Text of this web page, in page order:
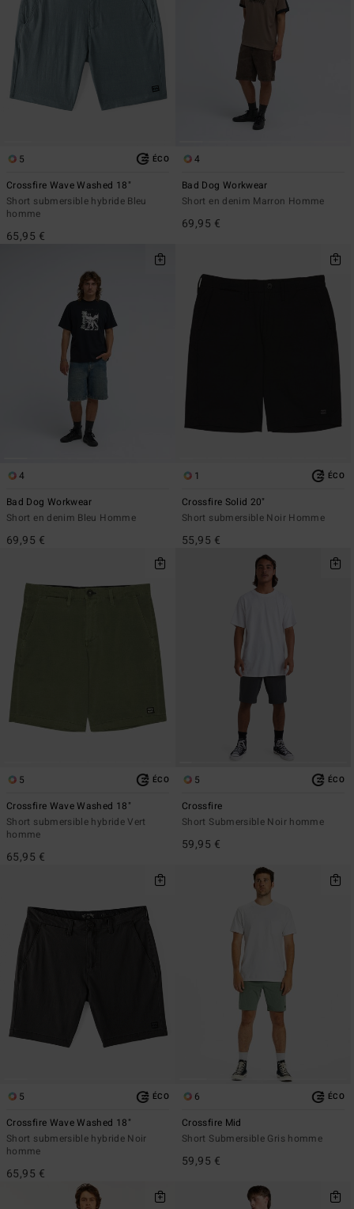
5 ÉCO
Crossfire Wave Washed 18"
Short submersible hybride Bleu
homme
65,95 €
4
Bad Dog Workwear
Short en denim Marron Homme
69,95 €
4
Bad Dog Workwear
Short en denim Bleu Homme
69,95 €
1 ÉCO
Crossfire Solid 20"
Short submersible Noir Homme
55,95 €
5 ÉCO
Crossfire Wave Washed 18"
Short submersible hybride Vert
homme
65,95 €
5 ÉCO
Crossfire
Short Submersible Noir homme
59,95 €
5 ÉCO
Crossfire Wave Washed 18"
Short submersible hybride Noir
homme
65,95 €
6 ÉCO
Crossfire Mid
Short Submersible Gris homme
59,95 €